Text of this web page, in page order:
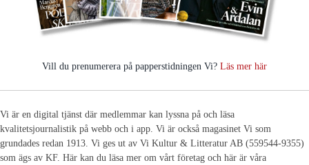
Vill du prenumerera på papperstidningen Vi? Läs mer här
Vi är en digital tjänst där medlemmar kan lyssna på och läsa
kvalitetsjournalistik på webb och i app. Vi är också magasinet Vi som
grundades redan 1913. Vi ges ut av Vi Kultur & Litteratur AB (559544-9355)
som ägs av KF. Här kan du läsa mer om vårt företag och här är våra